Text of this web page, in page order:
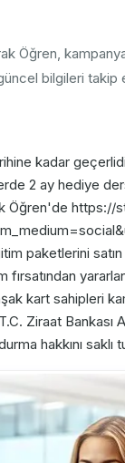
Öğren,
bilgileri
kadar
2 ay hediye
Öğren'de
paketlerini
kart sahipleri
Ziraat Bankası
hakkını saklı